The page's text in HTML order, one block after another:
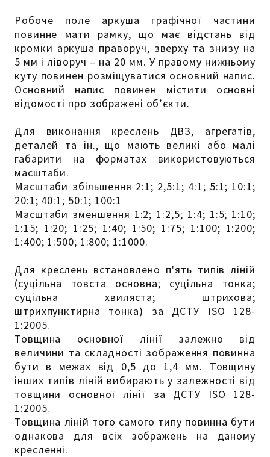
Робоче поле аркуша графічної частини
повинне мати рамку, що має відстань від
кромки аркуша праворуч, зверху та знизу на
5 мм і ліворуч – на 20 мм. У правому нижньому
куту повинен розміщуватися основний напис.
Основний напис повинен містити основні
відомості про зображені об’єкти.
Для виконання креслень ДВЗ, агрегатів,
деталей та ін., що мають великі або малі
габарити на форматах використовуються
масштаби.
Масштаби збільшення 2:1; 2,5:1; 4:1; 5:1; 10:1;
20:1; 40:1; 50:1; 100:1
Масштаби зменшення 1:2; 1:2,5; 1:4; 1:5; 1:10;
1:15; 1:20; 1:25; 1:40; 1:50; 1:75; 1:100; 1:200;
1:400; 1:500; 1:800; 1:1000.
Для креслень встановлено п'ять типів ліній
(суцільна товста основна; суцільна тонка;
суцільна хвиляста; штрихова;
штрихпунктирна тонка) за ДСТУ ISO 128-
1:2005.
Товщина основної лінії залежно від
величини та складності зображення повинна
бути в межах від 0,5 до 1,4 мм. Товщину
інших типів ліній вибирають у залежності від
товщини основної лінії за ДСТУ ISO 128-
1:2005.
Товщина ліній того самого типу повинна бути
однакова для всіх зображень на даному
кресленні.